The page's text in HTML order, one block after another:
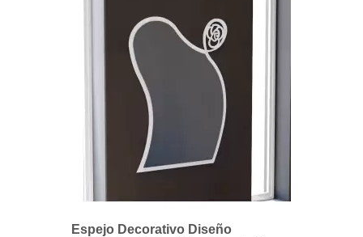
Espejo Decorativo Diseño